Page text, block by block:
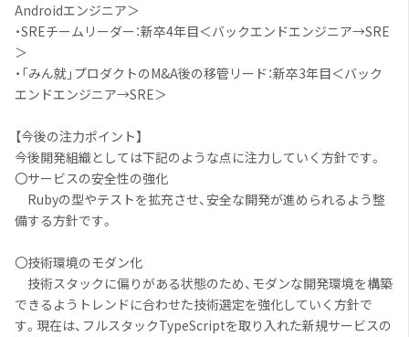
Androidエンジニア＞
・SREチームリーダー：新卒4年目＜バックエンドエンジニア→SRE
＞
・「みん就」プロダクトのM&A後の移管リード：新卒3年目＜バック
エンドエンジニア→SRE＞
【今後の注力ポイント】
今後開発組織としては下記のような点に注力していく方針です。
〇サービスの安全性の強化
Rubyの型やテストを拡充させ、安全な開発が進められるよう整
備する方針です。
〇技術環境のモダン化
技術スタックに偏りがある状態のため、モダンな開発環境を構築
できるようトレンドに合わせた技術選定を強化していく方針で
す。現在は、フルスタックTypeScriptを取り入れた新規サービスの